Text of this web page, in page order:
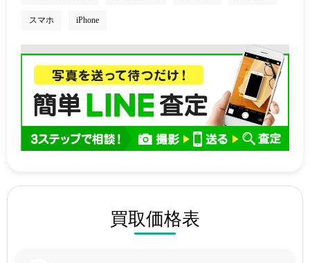
スマホ iPhone
買取価格表